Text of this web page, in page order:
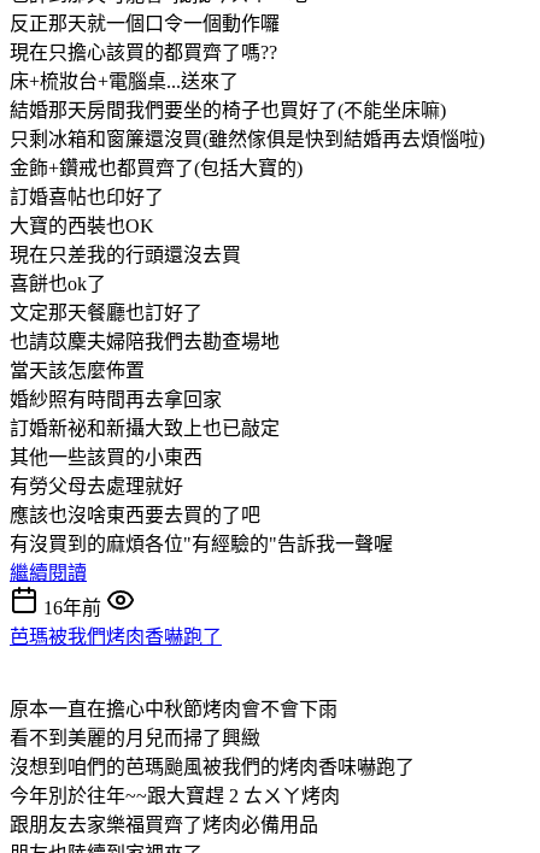
反正那天就一個口令一個動作囉
現在只擔心該買的都買齊了嗎??
床+梳妝台+電腦桌...送來了
結婚那天房間我們要坐的椅子也買好了(不能坐床嘛)
只剩冰箱和窗簾還沒買(雖然傢俱是快到結婚再去煩惱啦)
金飾+鑽戒也都買齊了(包括大寶的)
訂婚喜帖也印好了
大寶的西裝也OK
現在只差我的行頭還沒去買
喜餅也ok了
文定那天餐廳也訂好了
也請苡麇夫婦陪我們去勘查場地
當天該怎麼佈置
婚紗照有時間再去拿回家
訂婚新祕和新攝大致上也已敲定
其他一些該買的小東西
有勞父母去處理就好
應該也沒啥東西要去買的了吧
有沒買到的麻煩各位"有經驗的"告訴我一聲喔
繼續閱讀
16年前
芭瑪被我們烤肉香嚇跑了
原本一直在擔心中秋節烤肉會不會下雨
看不到美麗的月兒而掃了興緻
沒想到咱們的芭瑪颱風被我們的烤肉香味嚇跑了
今年別於往年~~跟大寶趕 2 ㄊㄨㄚ烤肉
跟朋友去家樂福買齊了烤肉必備用品